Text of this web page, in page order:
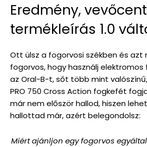
Eredmény,
termékleírás 1.0
Ott ülsz a fogorvosi székben és azt
fogorvos, hogy használj elektromos
az Oral-B-t, sőt több mint
PRO 750 Cross Action fogkefét
már nem először hallod, hiszen
hallottad már, azért belegondolsz:
Miért ajánljon egy fogorvos